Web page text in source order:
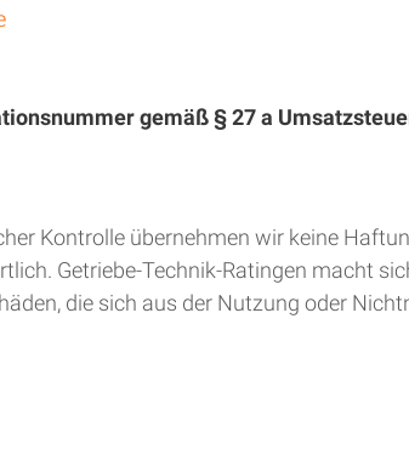
gemäß § 27 a
Kontrolle übernehmen wir keine
Getriebe-Technik-Ratingen macht
die sich aus der Nutzung oder